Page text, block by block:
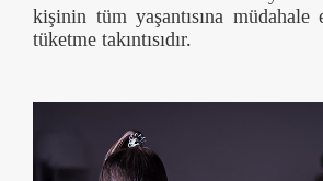
kişinin tüm yaşantısına
tüketme takıntısıdır.